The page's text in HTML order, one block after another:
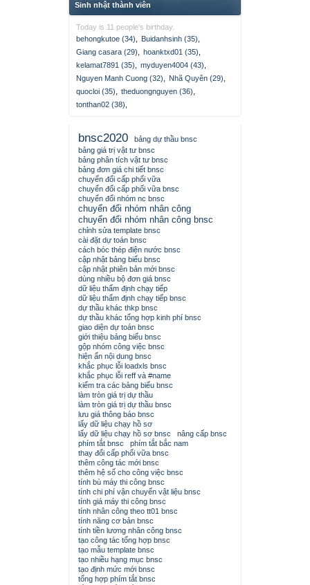
Sinh nhật thành viên
Today is 11 people's birthday.
behongkutoe (34)
Buidanhsinh (35)
Giang casara (29)
hoanktxd01 (35)
kelamat7891 (35)
myduyen4004 (43)
Nguyen Manh Cuong (32)
Nhã Quyên (29)
quocloi (35)
theduongnguyen (36)
tonthan02 (38)
bnsc2020
bảng dự thầu bnsc
bảng giá trị vật tư bnsc
bảng phân tích vật tư bnsc
bảng đơn giá chi tiết bnsc
chuyển đổi cấp phối vữa
chuyển đổi cấp phối vữa bnsc
chuyển đổi nhóm nc bnsc
chuyển đổi nhóm nhân công
chuyển đổi nhóm nhân công bnsc
chỉnh sửa template bnsc
cài đặt dự toán bnsc
cách bóc thép điện nước bnsc
cập nhật bảng biểu bnsc
cập nhật phiên bản mới bnsc
dùng nhiều bộ đơn giá bnsc
dữ liệu thẩm định chạy tiếp
dữ liệu thẩm định chạy tiếp bnsc
dự thầu khác thkp bnsc
dự thầu khác tổng hợp kinh phí bnsc
giao diện dự toán bnsc
giới thiệu bảng biểu bnsc
gộp nhóm công việc bnsc
hiện ẩn nội dung bnsc
khắc phục lỗi loadxls bnsc
khắc phục lỗi reff và #name
kiểm tra các bảng biểu bnsc
làm tròn giá trị dự thầu
làm tròn giá trị dự thầu bnsc
lưu giá thông báo bnsc
lấy dữ liệu chạy hồ sơ
lấy dữ liệu chạy hồ sơ bnsc
nâng cấp bnsc
phím tắt bnsc
phím tắt bắc nam
thay đổi cấp phối vữa bnsc
thêm công tác mới bnsc
thêm hệ số cho công việc bnsc
tính bù máy thi công bnsc
tính chi phí vận chuyển vật liệu bnsc
tính giá máy thi công bnsc
tính nhân công theo tt01 bnsc
tính năng cơ bản bnsc
tính tiền lương nhân công bnsc
tạo công tác tổng hợp bnsc
tạo mẫu template bnsc
tạo nhiều hạng mục bnsc
tạo định mức mới bnsc
tổng hợp phím tắt bnsc